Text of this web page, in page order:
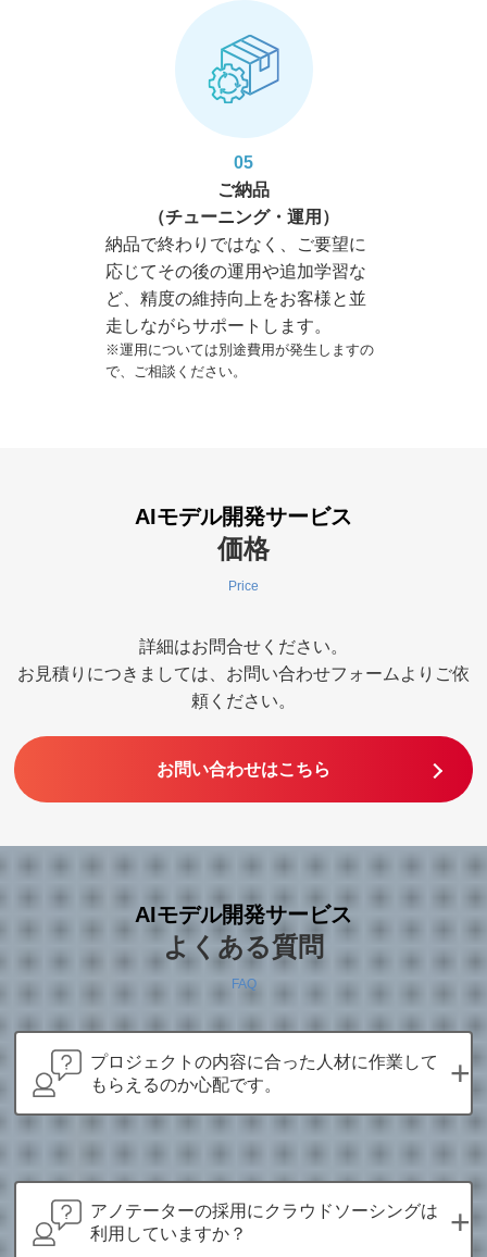
05
ご納品
（チューニング・運用）
納品で終わりではなく、ご要望に
応じてその後の運用や追加学習な
ど、精度の維持向上をお客様と並
走しながらサポートします。
※運用については別途費用が発生しますの
で、ご相談ください。
AIモデル開発サービス
価格
Price
詳細はお問合せください。
お見積りにつきましては、お問い合わせフォームよりご依
頼ください。
お問い合わせはこちら
AIモデル開発サービス
よくある質問
FAQ
プロジェクトの内容に合った人材に作業して
もらえるのか心配です。
+
アノテーターの採用にクラウドソーシングは
利用していますか？
+